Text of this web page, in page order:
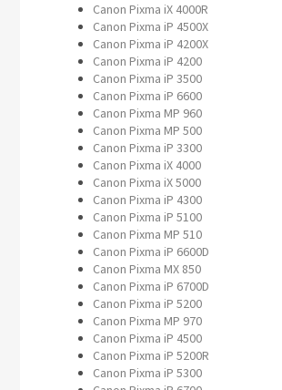
Canon Pixma iX 4000R
Canon Pixma iP 4500X
Canon Pixma iP 4200X
Canon Pixma iP 4200
Canon Pixma iP 3500
Canon Pixma iP 6600
Canon Pixma MP 960
Canon Pixma MP 500
Canon Pixma iP 3300
Canon Pixma iX 4000
Canon Pixma iX 5000
Canon Pixma iP 4300
Canon Pixma iP 5100
Canon Pixma MP 510
Canon Pixma iP 6600D
Canon Pixma MX 850
Canon Pixma iP 6700D
Canon Pixma iP 5200
Canon Pixma MP 970
Canon Pixma iP 4500
Canon Pixma iP 5200R
Canon Pixma iP 5300